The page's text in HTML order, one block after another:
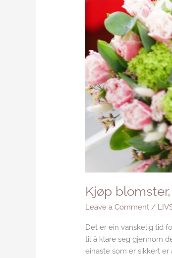
Kjøp
Leave a Comment /
Det er ein vanskelig tid
til å klare seg gjennom
einaste som er sikkert